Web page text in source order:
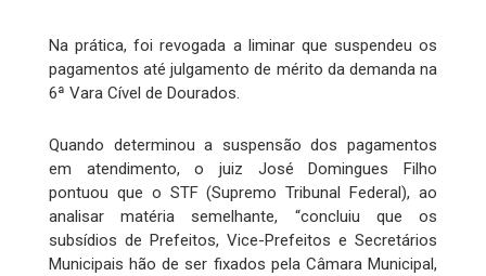
Na prática, foi revogada a liminar que suspendeu os
pagamentos até julgamento de mérito da demanda na
6ª Vara Cível de Dourados.
Quando determinou a suspensão dos pagamentos
em atendimento, o juiz José Domingues Filho
pontuou que o STF (Supremo Tribunal Federal), ao
analisar matéria semelhante, “concluiu que os
subsídios de Prefeitos, Vice-Prefeitos e Secretários
Municipais hão de ser fixados pela Câmara Municipal,